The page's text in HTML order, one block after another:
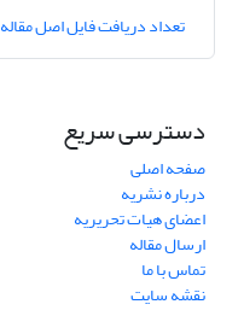
تعداد دریافت فایل اصل مقاله
دسترسی سریع
صفحه اصلی
درباره نشریه
اعضای هیات تحریریه
ارسال مقاله
تماس با ما
نقشه سایت